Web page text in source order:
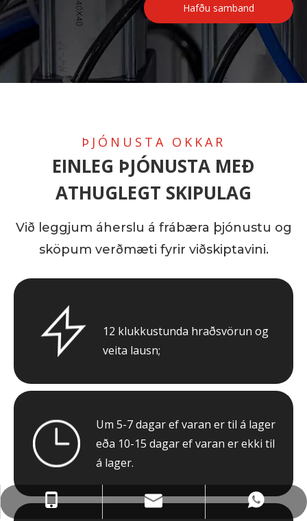
Hafðu samband
ÞJÓNUSTA OKKAR
EINLEG ÞJÓNUSTA MEÐ
ATHUGLEGT SKIPULAG
Við leggjum áherslu á frábæra þjónustu og
sköpum verðmæti fyrir viðskiptavini.
12 klukkustunda hraðsvörun og
veita lausn;
Um 5-7 dagar ef varan er til á lager
eða 10-15 dagar ef varan er ekki til
á lager.
+86- 15089890309
wejing@wejingmachine.com
+86 15089890309